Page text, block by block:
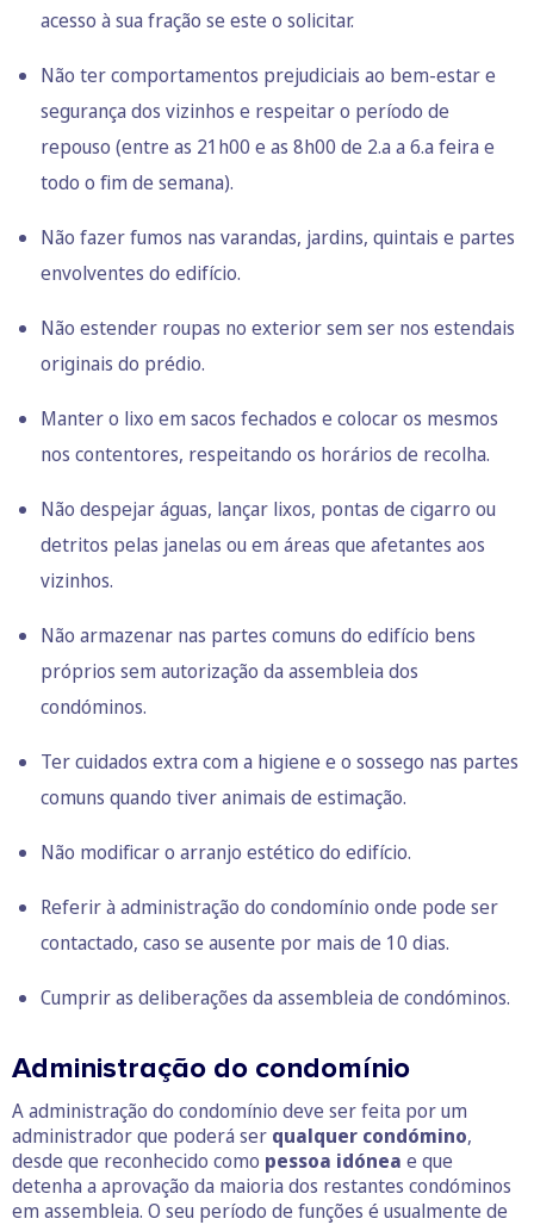
acesso à sua fração se este o solicitar.
Não ter comportamentos prejudiciais ao bem-estar e
segurança dos vizinhos e respeitar o período de
repouso (entre as 21h00 e as 8h00 de 2.a a 6.a feira e
todo o fim de semana).
Não fazer fumos nas varandas, jardins, quintais e partes
envolventes do edifício.
Não estender roupas no exterior sem ser nos estendais
originais do prédio.
Manter o lixo em sacos fechados e colocar os mesmos
nos contentores, respeitando os horários de recolha.
Não despejar águas, lançar lixos, pontas de cigarro ou
detritos pelas janelas ou em áreas que afetantes aos
vizinhos.
Não armazenar nas partes comuns do edifício bens
próprios sem autorização da assembleia dos
condóminos.
Ter cuidados extra com a higiene e o sossego nas partes
comuns quando tiver animais de estimação.
Não modificar o arranjo estético do edifício.
Referir à administração do condomínio onde pode ser
contactado, caso se ausente por mais de 10 dias.
Cumprir as deliberações da assembleia de condóminos.
Administração do condomínio
A administração do condomínio deve ser feita por um
administrador que poderá ser qualquer condómino,
desde que reconhecido como pessoa idónea e que
detenha a aprovação da maioria dos restantes condóminos
em assembleia. O seu período de funções é usualmente de